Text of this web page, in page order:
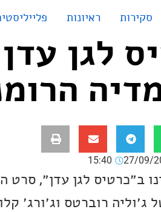
סקירות ראיונות
לגן
27/09/
15:40
ב״כרטיס לגן עדן״,
ג׳וליה רוברטס וג׳ורג׳